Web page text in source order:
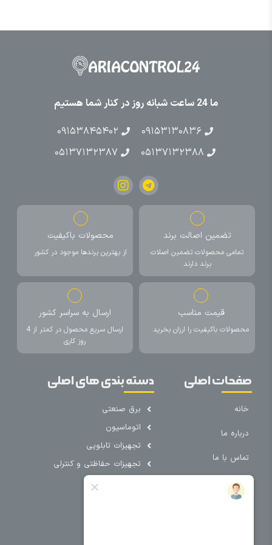
ما 24 ساعت شبانه روز در کنار شما هستیم
۰۹۱۵۳۱۳۰۸۳۶
۰۹۱۵۳۸۴۵۴۰۲
۰۵۱۳۷۱۳۲۳۸۸
۰۵۱۳۷۱۳۲۳۸۷
تضمین اصالت برند
تمامی محصولات تضمین اصلات
برند دارند
محصولات باکیفیت
از بهترین برندها موجود در کشور
قیمت مناسب
محصولات باکیفیت را ارزان بخرید
ارسال به سراسر کشور
ارسال سریع محصول در کمتر از 4
روز کاری
صفحات اصلی
خانه
درباره ما
تماس با ما
فروشگاه
دسته بندی های اصلی
برق صنعتی
اتوماسیون
تجهیزات تابلویی
تجهیزات حفاظتی و کنترلی